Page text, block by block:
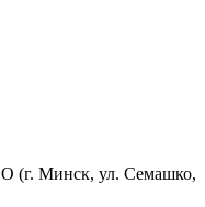
(г. Минск, ул. Семашко,